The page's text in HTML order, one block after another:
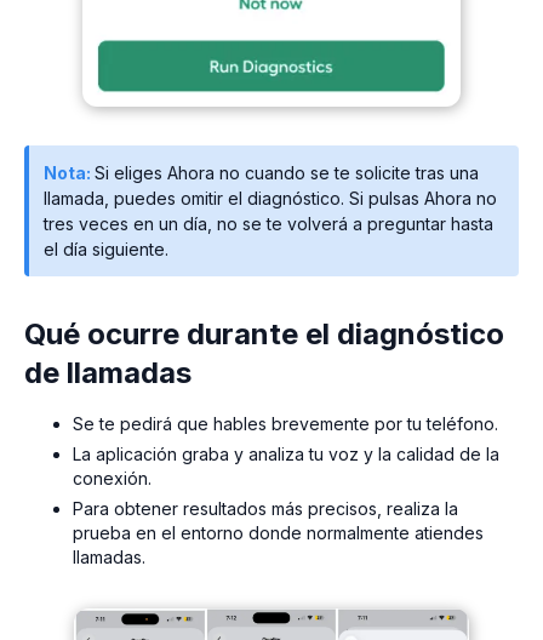
Nota: Si eliges Ahora no cuando se te solicite tras una
llamada, puedes omitir el diagnóstico. Si pulsas Ahora no
tres veces en un día, no se te volverá a preguntar hasta
el día siguiente.
Qué ocurre durante el diagnóstico
de llamadas
Se te pedirá que hables brevemente por tu teléfono.
La aplicación graba y analiza tu voz y la calidad de la
conexión.
Para obtener resultados más precisos, realiza la
prueba en el entorno donde normalmente atiendes
llamadas.